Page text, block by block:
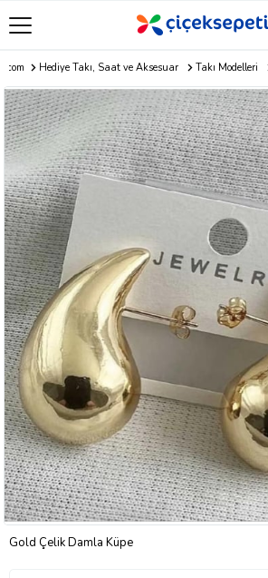
Hediye Takı, Saat ve Aksesuar Takı Modelleri
Gold Çelik Damla Küpe